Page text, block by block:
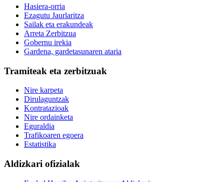
Hasiera-orria
Ezagutu Jaurlaritza
Sailak eta erakundeak
Arreta Zerbitzua
Gobernu irekia
Gardena, gardetasunaren ataria
Tramiteak eta zerbitzuak
Nire karpeta
Dirulaguntzak
Kontratazioak
Nire ordainketa
Eguraldia
Trafikoaren egoera
Estatistika
Aldizkari ofizialak